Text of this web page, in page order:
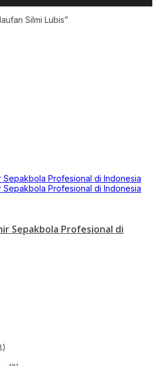
Silmi Lubis”
Sepakbola Profesional di